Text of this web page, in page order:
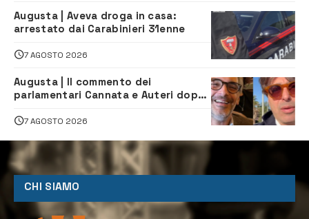
Augusta | Aveva droga in casa:
arrestato dai Carabinieri 31enne
7 AGOSTO 2026
Augusta | Il commento dei
parlamentari Cannata e Auteri dopo
depuratore
7 AGOSTO 2026
CHI SIAMO